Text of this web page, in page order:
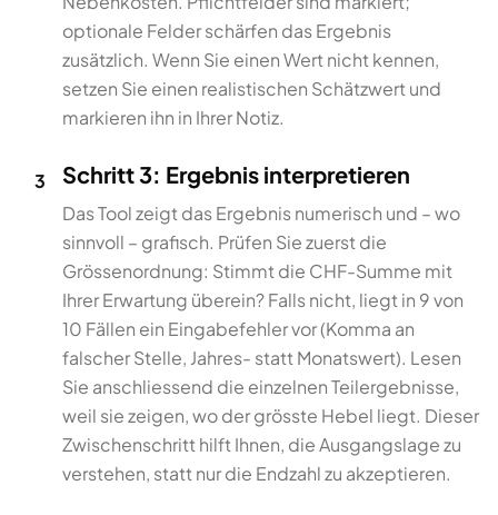
optionale Felder schärfen das Ergebnis
zusätzlich. Wenn Sie einen Wert nicht kennen,
setzen Sie einen realistischen Schätzwert und
markieren ihn in Ihrer Notiz.
3 Schritt 3: Ergebnis interpretieren
Das Tool zeigt das Ergebnis numerisch und – wo
sinnvoll – grafisch. Prüfen Sie zuerst die
Grössenordnung: Stimmt die CHF-Summe mit
Ihrer Erwartung überein? Falls nicht, liegt in 9 von
10 Fällen ein Eingabefehler vor (Komma an
falscher Stelle, Jahres- statt Monatswert). Lesen
Sie anschliessend die einzelnen Teilergebnisse,
weil sie zeigen, wo der grösste Hebel liegt. Dieser
Zwischenschritt hilft Ihnen, die Ausgangslage zu
verstehen, statt nur die Endzahl zu akzeptieren.